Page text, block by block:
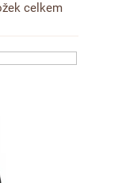
celkem